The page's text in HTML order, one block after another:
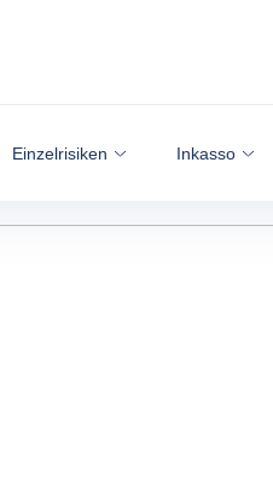
Einzelrisiken Inkasso